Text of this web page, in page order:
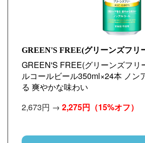
GREEN'S FREE(グリーンズフリ
GREEN'S FREE(グリーンズフリ
ルコールビール350ml×24本 ノン
る 爽やかな味わい
2,673円 → 2,275円 （15%オフ）